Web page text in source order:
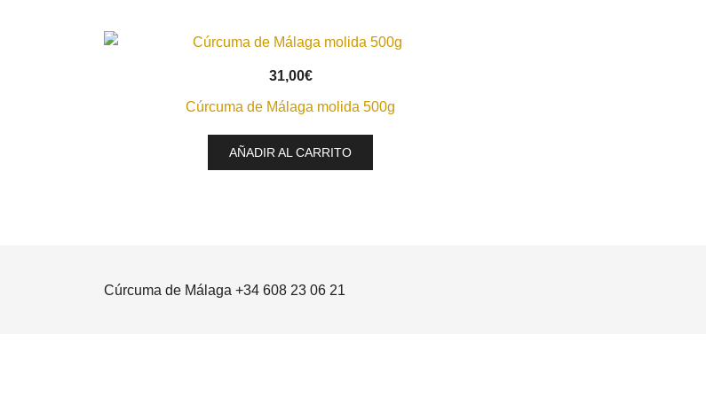
VISTA RÁPIDA
31,00€
Cúrcuma de Málaga molida 500g
AÑADIR AL CARRITO
Cúrcuma de Málaga +34 608 23 06 21